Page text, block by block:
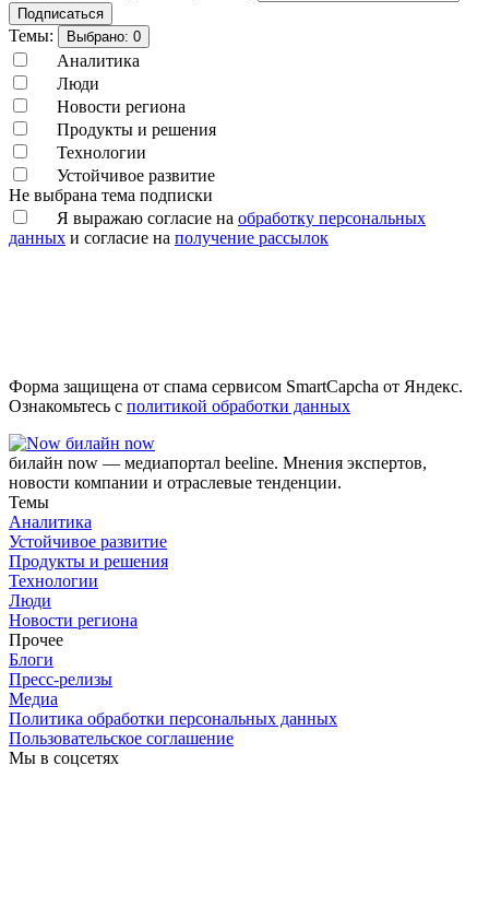
Подписаться
Темы: Выбрано: 0
Аналитика
Люди
Новости региона
Продукты и решения
Технологии
Устойчивое развитие
Не выбрана тема подписки
Я выражаю согласие на обработку персональных
данных и согласие на получение рассылок
Форма защищена от спама сервисом SmartCapcha от Яндекс.
Ознакомьтесь с политикой обработки данных
билайн now
билайн now — медиапортал beeline. Мнения экспертов,
новости компании и отраслевые тенденции.
Темы
Аналитика
Устойчивое развитие
Продукты и решения
Технологии
Люди
Новости региона
Прочее
Блоги
Пресс-релизы
Медиа
Политика обработки персональных данных
Пользовательское соглашение
Мы в соцсетях